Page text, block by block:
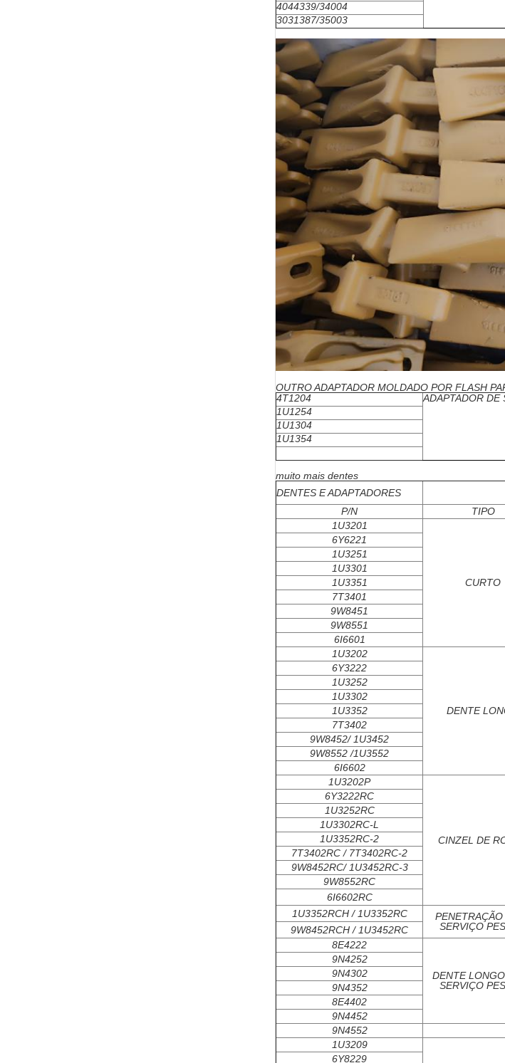
4044339/34004
3031387/35003
OUTRO ADAPTADOR MOLDADO POR FLASH
4T1204
ADAPTADOR DE
1U1254
1U1304
1U1354
muito mais dentes
DENTES E ADAPTADORES
P/N
TIPO
1U3201
CURTO
6Y6221
1U3251
1U3301
1U3351
7T3401
9W8451
9W8551
6I6601
1U3202
DENTE
6Y3222
1U3252
1U3302
1U3352
7T3402
9W8452/ 1U3452
9W8552 /1U3552
6I6602
1U3202P
CINZEL DE
6Y3222RC
1U3252RC
1U3302RC-L
1U3352RC-2
7T3402RC / 7T3402RC-2
9W8452RC/ 1U3452RC-3
9W8552RC
6I6602RC
1U3352RCH / 1U3352RC
PENETRAÇÃO
SERVIÇO
9W8452RCH / 1U3452RC
8E4222
DENTE
SERVIÇO
9N4252
9N4302
9N4352
8E4402
9N4452
9N4552
1U3209
6Y8229